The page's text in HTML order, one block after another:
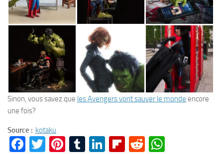
Sinon, vous savez que les Avengers vont sauver le monde encore
une fois?
Source : kotaku
Facebook
Twitter
Pinterest
Tumblr
LinkedIn
Flipboard
Reddit